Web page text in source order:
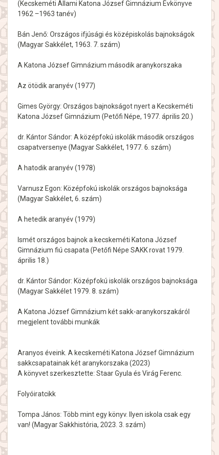
(Kecskeméti Állami Katona József Gimnázium Évkönyve
1962 –1963 tanév)
Bán Jenő: Országos ifjúsági és középiskolás bajnokságok
(Magyar Sakkélet, 1963. 7. szám)
A Katona József Gimnázium második aranykorszaka
Az ötödik aranyév (1977)
Gimes György: Országos bajnokságot nyert a Kecskeméti
Katona József Gimnázium (Petőfi Népe, 1977. április 20.)
dr. Kántor Sándor: A középfokú iskolák második országos
csapatversenye (Magyar Sakkélet, 1977. 6. szám)
A hatodik aranyév (1978)
Varnusz Egon: Középfokú iskolák országos bajnoksága
(Magyar Sakkélet, 6. szám)
A hetedik aranyév (1979)
Ismét országos bajnok a kecskeméti Katona József
Gimnázium fiú csapata (Petőfi Népe SAKK rovat 1979.
április 18.)
dr. Kántor Sándor: Középfokú iskolák országos bajnoksága
(Magyar Sakkélet 1979. 8. szám)
A Katona József Gimnázium két sakk-aranykorszakáról
megjelent további munkák
Aranyos éveink. A kecskeméti Katona József Gimnázium
sakkcsapatainak két aranykorszaka (2023)
A könyvet szerkesztette: Staar Gyula és Virág Ferenc.
Folyóiratcikk
Tompa János: Több mint egy könyv. Ilyen iskola csak egy
van! (Magyar Sakkhistória, 2023. 3. szám)